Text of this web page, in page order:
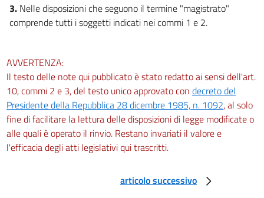
3. Nelle disposizioni che seguono il termine "magistrato"
comprende tutti i soggetti indicati nei commi 1 e 2.
AVVERTENZA:
Il testo delle note qui pubblicato è stato redatto ai sensi dell'art.
10, commi 2 e 3, del testo unico approvato con decreto del
Presidente della Repubblica 28 dicembre 1985, n. 1092, al solo
fine di facilitare la lettura delle disposizioni di legge modificate o
alle quali è operato il rinvio. Restano invariati il valore e
l'efficacia degli atti legislativi qui trascritti.
articolo successivo